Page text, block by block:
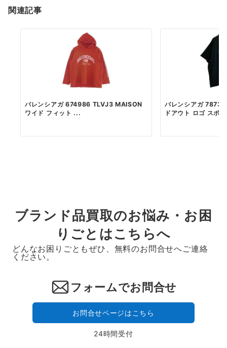
関連記事
バレンシアガ 674986 TLVJ3 MAISON
ワイド フィット ...
バレンシアガ
ドアウト ロゴ スポ
ブランド品買取のお悩み・お困
りごとはこちらへ
どんなお困りごともぜひ、無料のお問合せへご連絡
ください。
フォームでお問合せ
お問合せページはこちら
24時間受付